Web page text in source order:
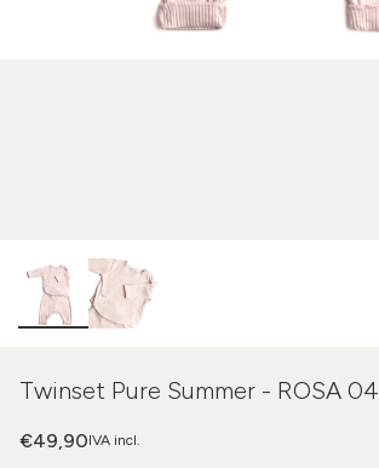
Twinset Pure Summer - ROSA 04
IVA incl.
€49,90